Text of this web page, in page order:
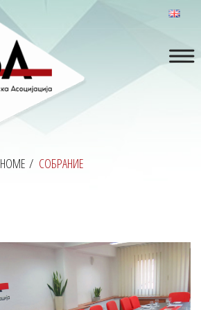
HOME / СОБРАНИЕ